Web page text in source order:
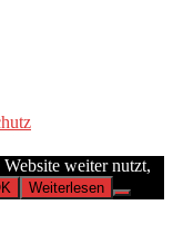
weiter nutzt,
Weiterlesen